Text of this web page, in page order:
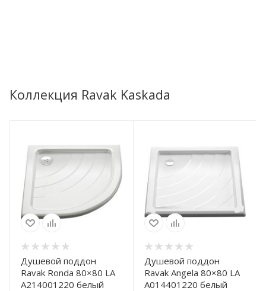
Коллекция Ravak Kaskada
Душевой поддон
Ravak Ronda 80×80 LA
A214001220 белый
Душевой поддон
Ravak Angela 80×80 LA
A014401220 белый